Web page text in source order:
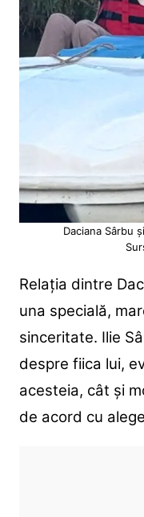
Daciana Sârbu
Relația dintre
una specială,
sinceritate. Ilie
despre fiica lui,
acesteia, cât și
de acord cu